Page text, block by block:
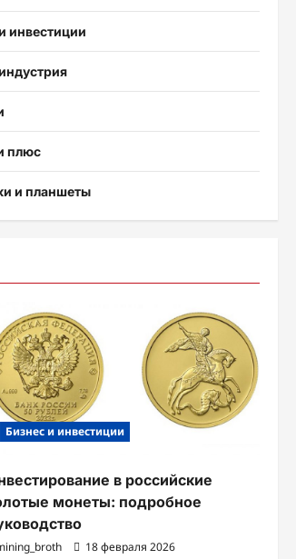
инвестиции
плюс
и планшеты
Бизнес и инвестиции
в российские
монеты: подробное
18 февраля 2026